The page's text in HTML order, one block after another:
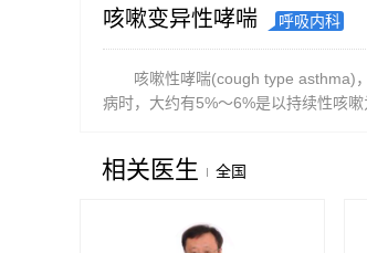
咳嗽变异性哮喘 呼吸内科
咳嗽性哮喘(cough type asthma)
病时，大约有5%～6%是以持续性咳
相关医生 全国